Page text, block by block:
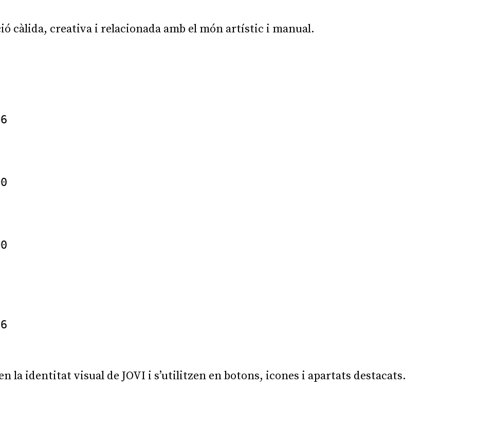
càlida, creativa i relacionada amb el món artístic i manual.
la identitat visual de JOVI i s’utilitzen en botons, icones i apartats destacats.